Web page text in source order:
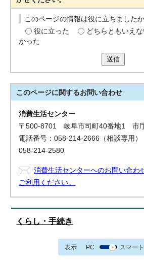
このページの情報は役に立ちました
役に立った
どちらともいえ
かった
送信
このページに関するお問い合わせ
消費生活センター
〒500-8701 岐阜市司町40番地1 市
電話番号：058-214-2666（相談専用
058-214-2580
消費生活センターへのお問い合わ
ご利用ください。
くらし・手続き
表示 PC スマー